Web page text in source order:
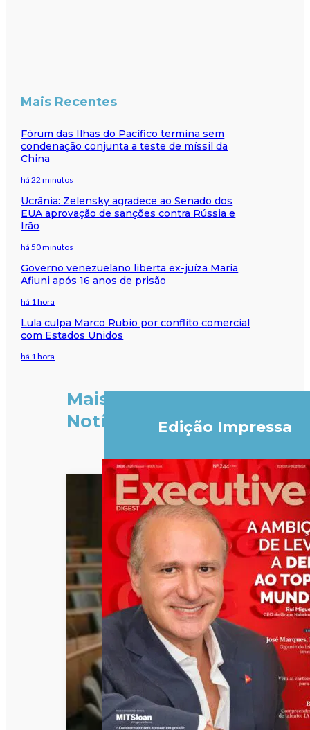
Mais Recentes
Fórum das Ilhas do Pacífico termina sem
condenação conjunta a teste de míssil da
China
há 22 minutos
Ucrânia: Zelensky agradece ao Senado dos
EUA aprovação de sanções contra Rússia e
Irão
há 50 minutos
Governo venezuelano liberta ex-juíza Maria
Afiuni após 16 anos de prisão
há 1 hora
Lula culpa Marco Rubio por conflito comercial
com Estados Unidos
há 1 hora
Mais
Notícias
Edição Impressa